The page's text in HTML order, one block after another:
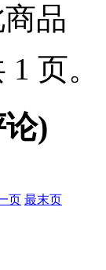
品
1 页。
)
页 最末页